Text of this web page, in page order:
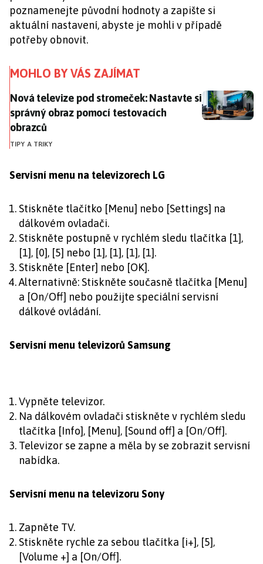
poznamenejte původní hodnoty a zapište si
aktuální nastavení, abyste je mohli v případě
potřeby obnovit.
MOHLO BY VÁS ZAJÍMAT
Nová televize pod stromeček: Nastavte si správný
Nová televize pod stromeček: Nastavte si
správný obraz pomocí testovacích
obrazců
TIPY A TRIKY
Servisní menu na televizorech LG
Stiskněte tlačítko [Menu] nebo [Settings] na
dálkovém ovladači.
Stiskněte postupně v rychlém sledu tlačítka [1],
[1], [0], [5] nebo [1], [1], [1], [1].
Stiskněte [Enter] nebo [OK].
Alternativně: Stiskněte současně tlačítka [Menu]
a [On/Off] nebo použijte speciální servisní
dálkové ovládání.
Servisní menu televizorů Samsung
Vypněte televizor.
Na dálkovém ovladači stiskněte v rychlém sledu
tlačítka [Info], [Menu], [Sound off] a [On/Off].
Televizor se zapne a měla by se zobrazit servisní
nabídka.
Servisní menu na televizoru Sony
Zapněte TV.
Stiskněte rychle za sebou tlačítka [i+], [5],
[Volume +] a [On/Off].